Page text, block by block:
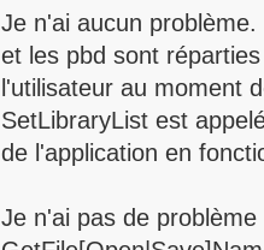
Je n'ai aucun
et les pbd sont
l'utilisateur au moment
SetLibraryList est
de l'application en
Je n'ai pas de